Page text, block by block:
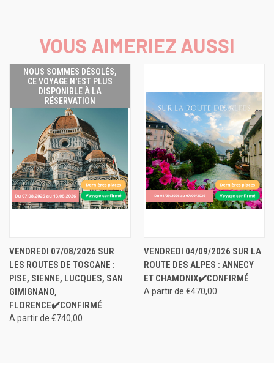
VOUS AIMERIEZ AUSSI
NOUS SOMMES DÉSOLÉS,
CE VOYAGE N'EST PLUS
DISPONIBLE À LA
RÉSERVATION
VENDREDI 07/08/2026 SUR
LES ROUTES DE TOSCANE :
PISE, SIENNE, LUCQUES, SAN
GIMIGNANO,
FLORENCE✔️CONFIRMÉ
A partir de €740,00
VENDREDI 04/09/2026 SUR LA
ROUTE DES ALPES : ANNECY
ET CHAMONIX✔️CONFIRMÉ
A partir de €470,00